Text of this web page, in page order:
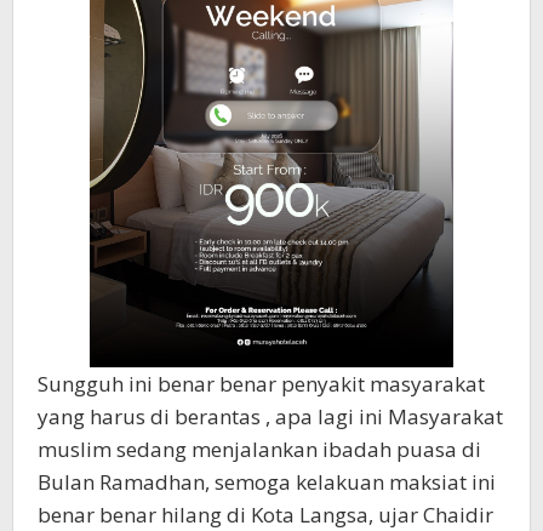
Sungguh ini benar benar penyakit masyarakat
yang harus di berantas , apa lagi ini Masyarakat
muslim sedang menjalankan ibadah puasa di
Bulan Ramadhan, semoga kelakuan maksiat ini
benar benar hilang di Kota Langsa, ujar Chaidir